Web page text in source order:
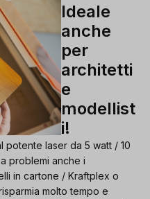
Ideale
anche
per
architetti
e
modellist
i!
laser da 5 watt / 10
problemi anche i
in cartone / Kraftplex o
molto tempo e